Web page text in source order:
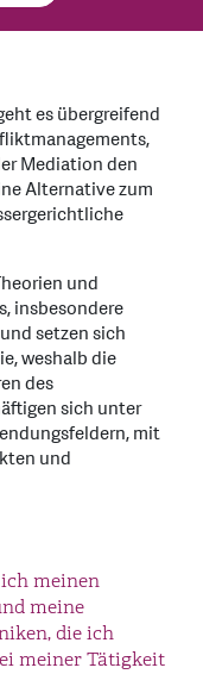
es übergreifend
Mediation den
Alternative zum
und
insbesondere
setzen sich
weshalb die
des
sich unter
mit
und
meinen
meine
die ich
meiner Tätigkeit